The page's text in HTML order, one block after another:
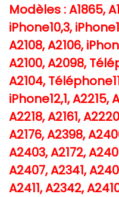
n
e
1
2
P
r
o
M
a
x
a
Modèles : A1865,
iPhone10,3,
A2108, A2106,
A2100, A2098,
A2104,
iPhone12,1, A2215,
A2218, A2161,
A2176, A2398,
A2403, A2172,
A2407, A2341,
A2411, A2342,